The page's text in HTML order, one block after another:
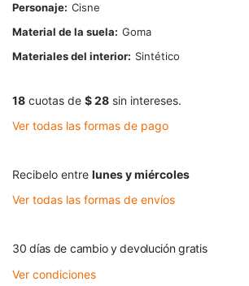
Personaje Cisne
Material de la suela
Goma
Materiales del interior
Sintético
18 cuotas de $ 28 sin intereses.
Ver todas las formas de pago
Recibelo entre lunes y miércoles
Ver todas las formas de envíos
30 días de cambio y devolución gratis
Ver condiciones